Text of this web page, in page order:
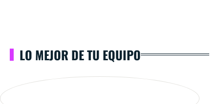
LO MEJOR DE TU EQUIPO